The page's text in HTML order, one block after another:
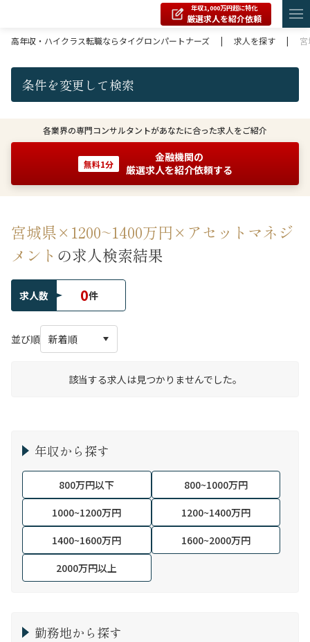
年収1,000万円超に特化
厳選求人を紹介依頼
高年収・ハイクラス転職ならタイグロンパートナーズ
| 求人を探す |
条件を変更して検索
各業界の専門コンサルタントがあなたに合った求人をご紹介
無料1分
金融機関の
厳選求人を紹介依頼する
宮城県×1200~1400万円×アセットマネジ
メント の求人検索結果
求人数 0件
並び順
該当する求人は見つかりませんでした。
年収から探す
800万円以下
800~1000万円
1000~1200万円
1200~1400万円
1400~1600万円
1600~2000万円
2000万円以上
勤務地から探す